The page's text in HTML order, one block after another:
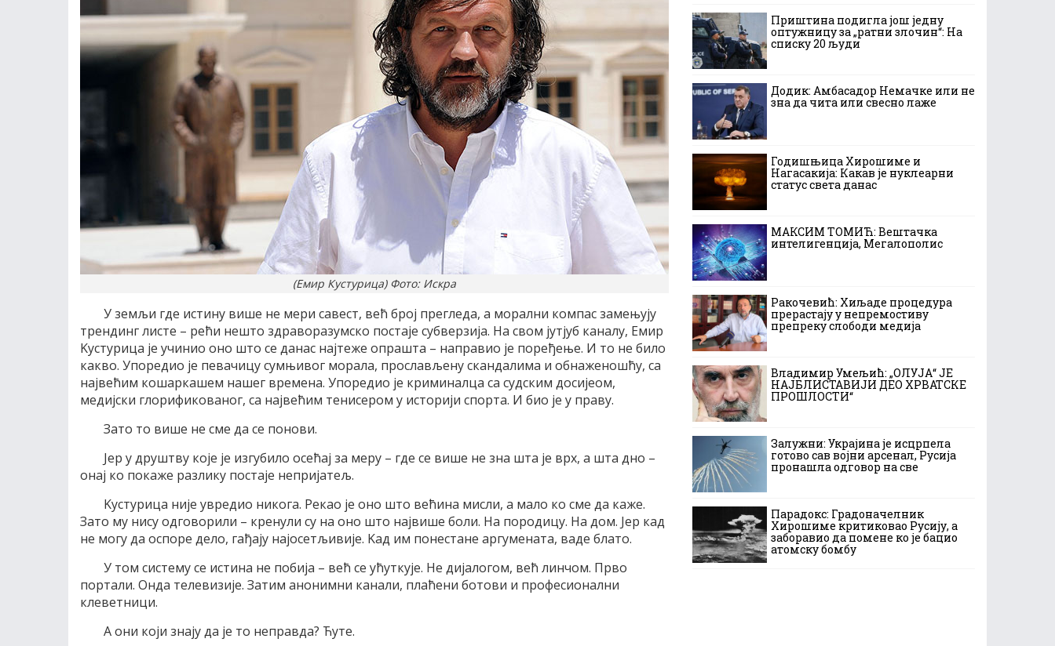
(Емир Кустурица) Фото: Искра
У земљи где истину више не мери савест, већ број прегледа, а морални компас замењују
трендинг листе – рећи нешто здраворазумско постаје субверзија. На свом јутјуб каналу, Емир
Kустурица је учинио оно што се данас најтеже опрашта – направио је поређење. И то не било
какво. Упоредио је певачицу сумњивог морала, прослављену скандалима и обнаженошћу, са
највећим кошаркашем нашег времена. Упоредио је криминалца са судским досијеом,
медијски глорификованог, са највећим тенисером у историји спорта. И био је у праву.
Зато то више не сме да се понови.
Јер у друштву које је изгубило осећај за меру – где се више не зна шта је врх, а шта дно –
онај ко покаже разлику постаје непријатељ.
Kустурица није увредио никога. Рекао је оно што већина мисли, а мало ко сме да каже.
Зато му нису одговорили – кренули су на оно што највише боли. На породицу. На дом. Јер кад
не могу да оспоре дело, гађају најосетљивије. Kад им понестане аргумената, ваде блато.
У том систему се истина не побија – већ се ућуткује. Не дијалогом, већ линчом. Прво
портали. Онда телевизије. Затим анонимни канали, плаћени ботови и професионални
клеветници.
А они који знају да је то неправда? Ћуте.
Приштина подигла још једну
оптужницу за „ратни злочин“: На
списку 20 људи
Додик: Амбасадор Немачке или не
зна да чита или свесно лаже
Годишњица Хирошиме и
Нагасакија: Какав је нуклеарни
статус света данас
МАКСИМ ТОМИЋ: Вештачка
интелигенција, Мегалополис
Ракочевић: Хиљаде процедура
прерастају у непремостиву
препреку слободи медија
Владимир Умељић: „ОЛУЈА“ ЈЕ
НАЈБЛИСТАВИЈИ ДЕО ХРВАТСКЕ
ПРОШЛОСТИ“
Залужни: Украјина је исцрпела
готово сав војни арсенал, Русија
пронашла одговор на све
Парадокс: Градоначелник
Хирошиме критиковао Русију, а
заборавио да помене ко је бацио
атомску бомбу